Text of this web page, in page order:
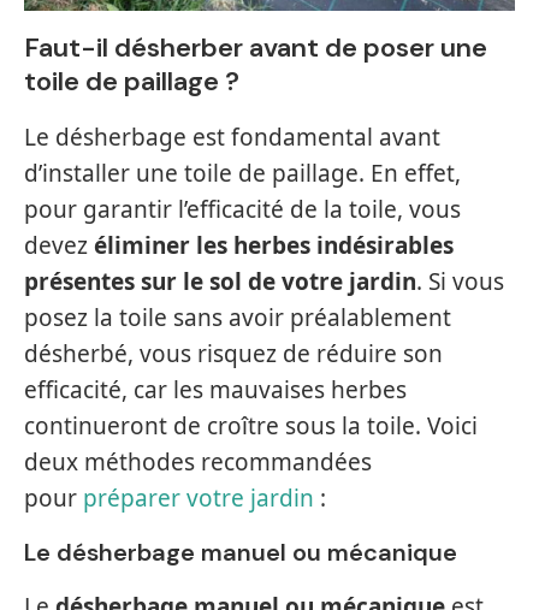
Faut-il désherber avant de poser une
toile de paillage ?
Le désherbage est fondamental avant
d’installer une toile de paillage. En effet,
pour garantir l’efficacité de la toile, vous
devezéliminer les herbes indésirables
présentes sur le sol de votre jardin. Si vous
posez la toile sans avoir préalablement
désherbé, vous risquez de réduire son
efficacité, car les mauvaises herbes
continueront de croître sous la toile. Voici
deux méthodes recommandées
pour préparer votre jardin :
Le désherbage manuel ou mécanique